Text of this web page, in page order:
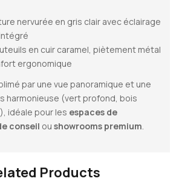
nervurée en gris clair avec éclairage
en cuir caramel, piètement métal
ergonomique
par une vue panoramique et une
harmonieuse (vert profond, bois
idéale pour les espaces de
conseil ou showrooms premium.
Products